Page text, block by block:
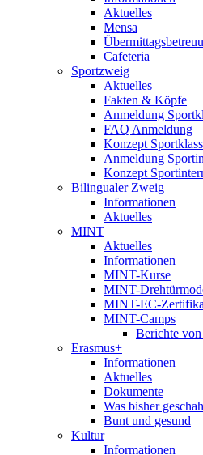
Aktuelles
Mensa
Cafeteria
Sportzweig
Aktuelles
Fakten & Köpfe
Anmeldung
FAQ Anmeldung
Konzept
Anmeldung
Konzept
Bilingualer Zweig
Informationen
Aktuelles
MINT
Aktuelles
Informationen
MINT-Kurse
MINT-
MINT-EC-
MINT-Camps
Berichte
Erasmus+
Informationen
Aktuelles
Dokumente
Was bisher geschah
Bunt und gesund
Kultur
Informationen